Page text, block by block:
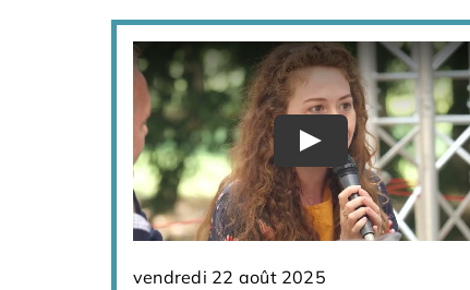
vendredi 22 août 2025